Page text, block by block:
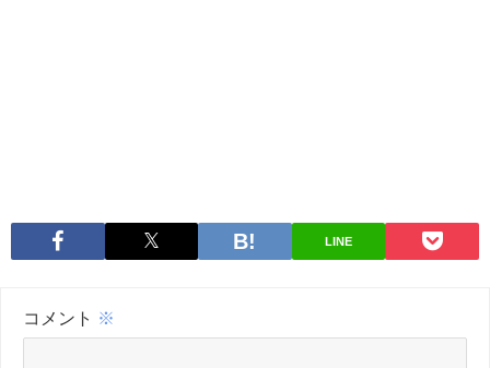
LINE
コメント ※